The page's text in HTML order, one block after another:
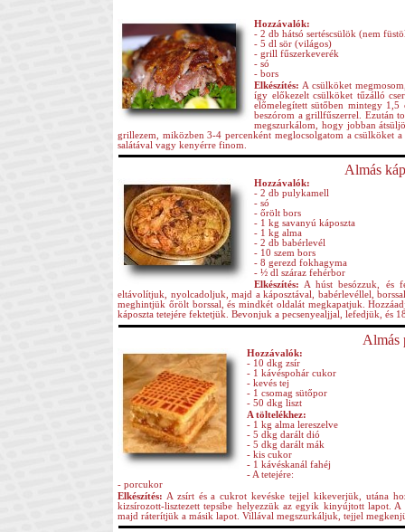
Hozzávalók:
- 2 db hátsó sertéscsülök (nem
- 5 dl sör (világos)
- grill fűszerkeverék
- só
- bors
Elkészítés: A csülköket
így előkezelt csülköket tűzálló
előmelegített sütőben mintegy
beszórom a grillfűszerrel. Ezután
megszurkálom, hogy jobban
grillezem, miközben 3-4 percenként meglocsolgatom a csülköket
salátával vagy kenyérre finom.
Almás
Hozzávalók:
- 2 db pulykamell
- só
- őrölt bors
- 1 kg savanyú káposzta
- 1 kg alma
- 2 db babérlevél
- 10 szem bors
- 8 gerezd fokhagyma
- ½ dl száraz fehérbor
Elkészítés: A húst besózzuk, és
eltávolítjuk, nyolcadoljuk, majd a káposztával, babérlevéllel,
meghintjük őrölt borssal, és mindkét oldalát megkapatjuk.
káposzta tetejére fektetjük. Bevonjuk a pecsenyealjjal, lefedjük, és
Almás
Hozzávalók:
- 10 dkg zsír
- 1 kávéspohár cukor
- kevés tej
- 1 csomag sütőpor
- 50 dkg liszt
A töltelékhez:
- 1 kg alma lereszelve
- 5 dkg darált dió
- 5 dkg darált mák
- kis cukor
- 1 kávéskanál fahéj
- A tetejére:
- porcukor
Elkészítés: A zsírt és a cukrot kevéske tejjel kikeverjük, utána
kizsírozott-lisztezett tepsibe helyezzük az egyik kinyújtott lapot.
majd ráterítjük a másik lapot. Villával megszurkáljuk, tejjel